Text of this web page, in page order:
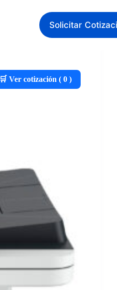
Solicitar
🛒 Ver cotización (0 )